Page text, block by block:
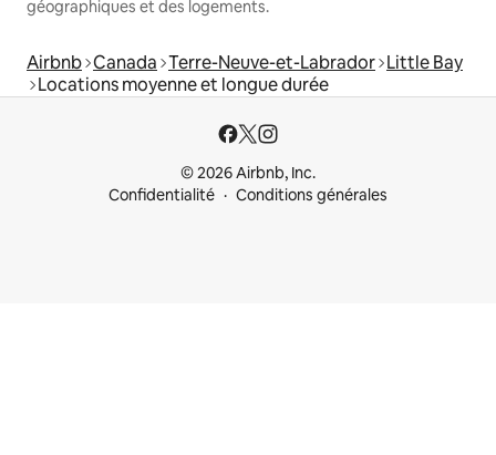
géographiques et des logements.
Airbnb Canada Terre-Neuve-et-Labrador Little Bay
Locations moyenne et longue durée
© 2026 Airbnb, Inc.
Confidentialité
Conditions générales